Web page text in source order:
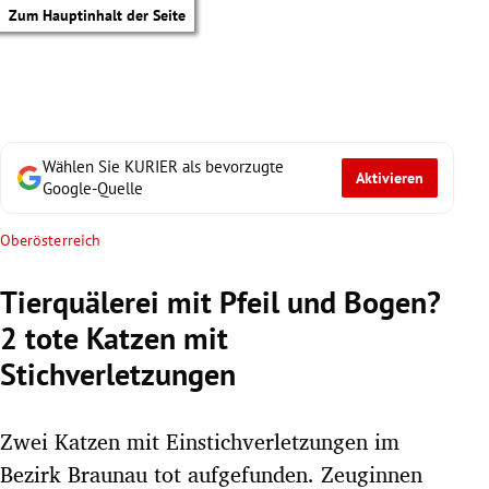
Zum Hauptinhalt der Seite
Wählen Sie KURIER als bevorzugte
Google-Quelle
Aktivieren
Oberösterreich
Tierquälerei mit Pfeil und Bogen?
2 tote Katzen mit
Stichverletzungen
Zwei Katzen mit Einstichverletzungen im
Bezirk Braunau tot aufgefunden. Zeuginnen